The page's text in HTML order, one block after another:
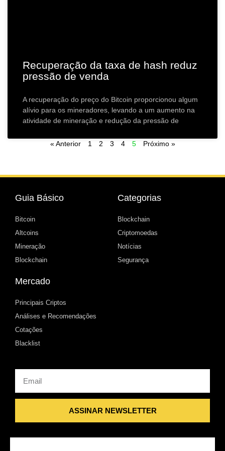
Recuperação da taxa de hash reduz
pressão de venda
A recuperação do preço do Bitcoin proporcionou algum
alívio para os mineradores, levando a um aumento na
atividade de mineração e redução da pressão de
« Anterior 1 2 3 4 5 Próximo »
Guia Básico
Bitcoin
Altcoins
Mineração
Blockchain
Categorias
Blockchain
Criptomoedas
Notícias
Segurança
Mercado
Principais Criptos
Análises e Recomendações
Cotações
Blacklist
ASSINAR NEWSLETTER